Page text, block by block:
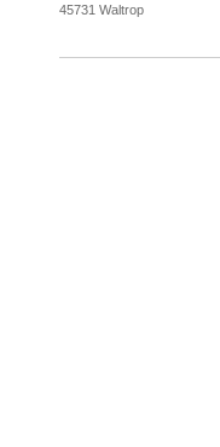
45731 Waltrop